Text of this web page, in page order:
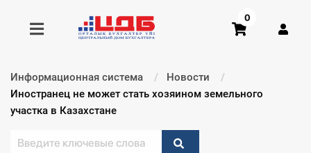
Получить консультацию
0
Информационная система
Новости
Текущий:
Иностранец не может стать хозяином земельного
участка в Казахстане